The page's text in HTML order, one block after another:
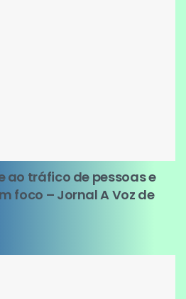
ao tráfico de pessoas e
foco – Jornal A Voz de